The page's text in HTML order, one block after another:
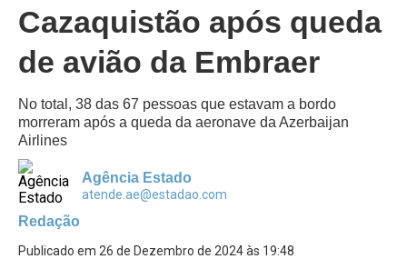
Cazaquistão após queda
de avião da Embraer
No total, 38 das 67 pessoas que estavam a bordo
morreram após a queda da aeronave da Azerbaijan
Airlines
Agência Estado
atende.ae@estadao.com
Redação
Publicado em 26 de Dezembro de 2024 às 19:48